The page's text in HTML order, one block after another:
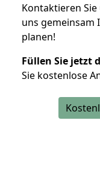
Kontaktieren
uns gemeinsam
planen!
Füllen Sie jetzt
Sie kostenlose